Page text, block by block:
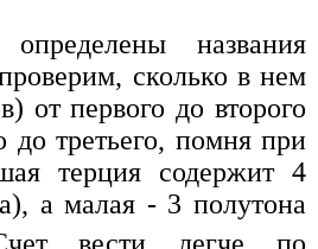
названия
сколько в нем
от первого до второго
до третьего, помня при
терция содержит 4
а малая - 3 полутона